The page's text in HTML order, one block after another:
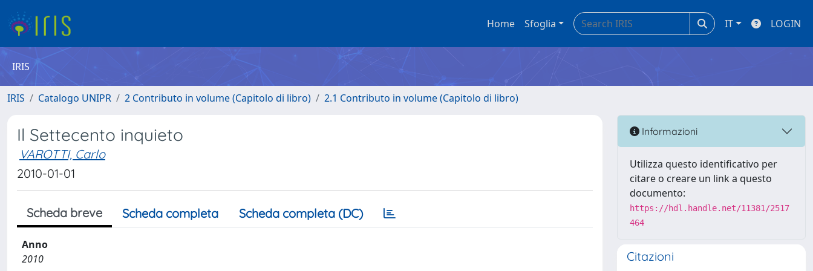
Home Sfoglia IT LOGIN
IRIS
IRIS Catalogo UNIPR 2 Contributo in volume (Capitolo di libro) 2.1 Contributo in volume (Capitolo di libro)
Il Settecento inquieto
VAROTTI, Carlo
2010-01-01
Scheda breve Scheda completa Scheda completa (DC)
Anno
2010
Informazioni
Utilizza questo identificativo per
citare o creare un link a questo
documento:
https://hdl.handle.net/11381/2517
464
Citazioni